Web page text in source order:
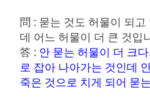
問 : 묻는 것도 허물이 되
데 어느 허물이 더 큰 것입
答 : 안 묻는 허물이 더 크
로 잡아 나아가는 것인데
죽은 것으로 치게 되어 묻